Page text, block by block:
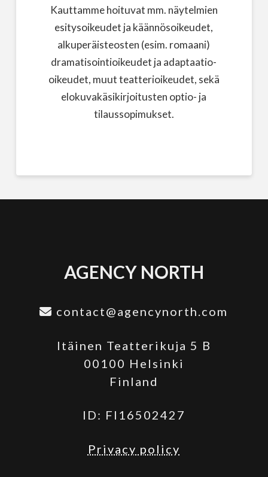
Kauttamme hoituvat mm. näytelmien
esitysoikeudet ja käännösoikeudet,
alkuperäisteosten (esim. romaani)
dramatisointioikeudet ja adaptaatio-
oikeudet, muut teatterioikeudet, sekä
elokuvakäsikirjoitusten optio- ja
tilaussopimukset.
AGENCY NORTH
contact@agencynorth.com
Itäinen Teatterikuja 5 B
00100 Helsinki
Finland
ID: FI16502427
Privacy policy